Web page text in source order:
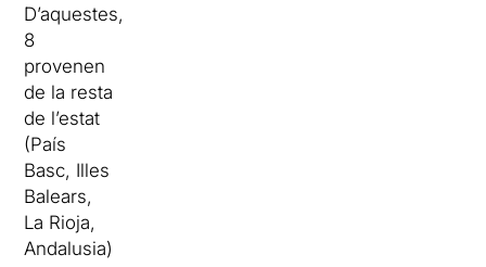
D’aquestes,
8
provenen
de la resta
de l’estat
(País
Basc, Illes
Balears,
La Rioja,
Andalusia)